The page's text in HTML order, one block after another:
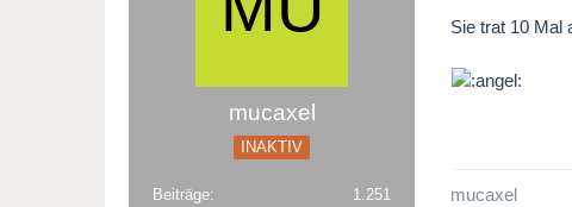
mucaxel
INAKTIV
Beiträge 1.251
Sie trat 10 Mal
mucaxel